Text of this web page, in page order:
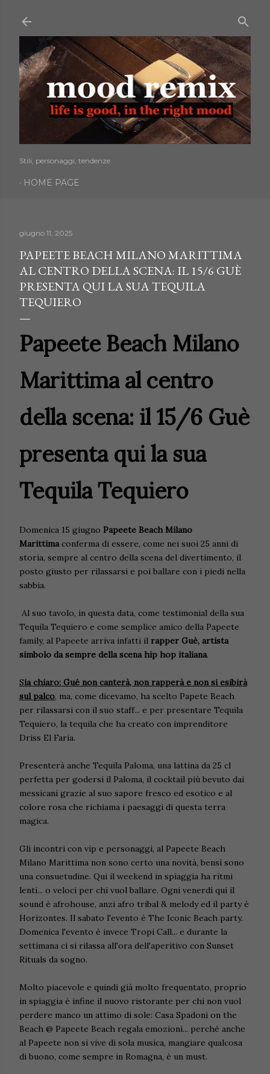
Stili, personaggi, tendenze
HOME PAGE
giugno 11, 2025
PAPEETE BEACH MILANO MARITTIMA
AL CENTRO DELLA SCENA: IL 15/6 GUÈ
PRESENTA QUI LA SUA TEQUILA
TEQUIERO
Papeete Beach Milano
Marittima al centro
della scena: il 15/6 Guè
presenta qui la sua
Tequila Tequiero
Domenica 15 giugno Papeete Beach Milano
Marittimaconferma di essere, come nei suoi 25 anni di
storia, sempre al centro della scena del divertimento, il
posto giusto per rilassarsi e poi ballare con i piedi nella
sabbia.
Al suo tavolo, in questa data, come testimonial della sua
Tequila Tequiero e come semplice amico della Papeete
family, al Papeete arriva infatti il rapper Guè, artista
simbolo da sempre della scena hip hop italiana.
Sia chiaro: Gué non canterà, non rapperà e non si esibirà
sul palco, ma, come dicevamo, ha scelto Papete Beach
per rilassarsi con il suo staff... e per presentare Tequila
Tequiero, la tequila che ha creato con imprenditore
Driss El Faria.
Presenterà anche Tequila Paloma, una lattina da 25 cl
perfetta per godersi il Paloma, il cocktail più bevuto dai
messicani grazie al suo sapore fresco ed esotico e al
colore rosa che richiama i paesaggi di questa terra
magica.
Gli incontri con vip e personaggi, al Papeete Beach
Milano Marittima non sono certo una novità, bensì sono
una consuetudine. Qui il weekend in spiaggia ha ritmi
lenti... o veloci per chi vuol ballare. Ogni venerdì qui il
sound è afrohouse, anzi afro tribal & melody ed il party è
Horizontes. Il sabato l'evento è The Iconic Beach party.
Domenica l'evento è invece Tropi Call... e durante la
settimana ci si rilassa all'ora dell'aperitivo con Sunset
Rituals da sogno.
Molto piacevole e quindi già molto frequentato, proprio
in spiaggia è infine il nuovo ristorante per chi non vuol
perdere manco un attimo di sole: Casa Spadoni on the
Beach @ Papeete Beach regala emozioni... perché anche
al Papeete non si vive di sola musica, mangiare qualcosa
di buono, come sempre in Romagna, è un must.